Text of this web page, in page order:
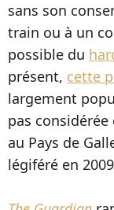
sans son
train ou à un
possible du
présent, cette
largement
pas
au Pays de
légiféré en